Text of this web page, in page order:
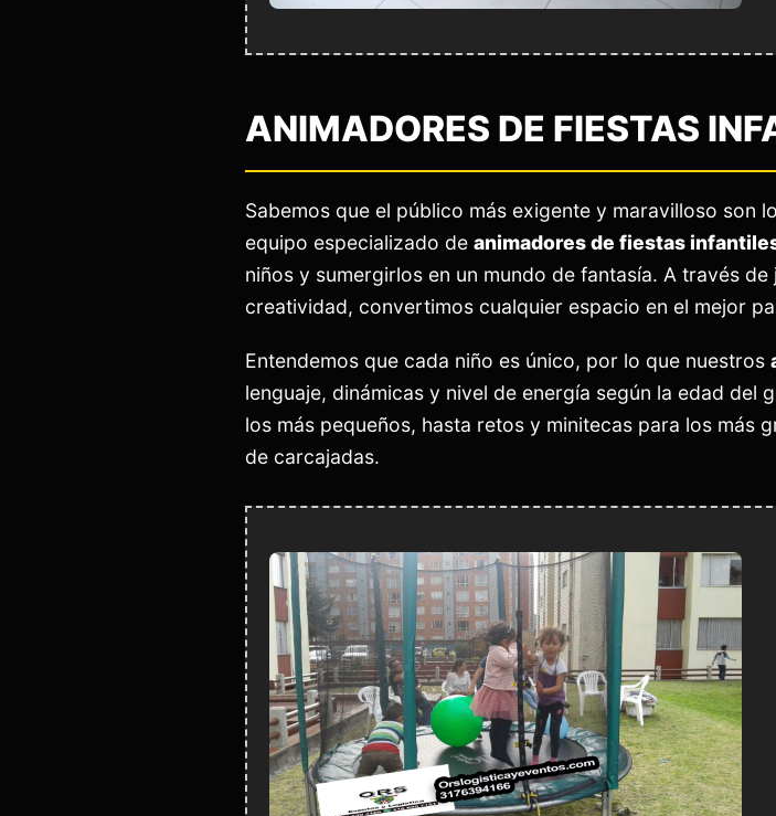
ANIMADORES DE FIESTAS
Sabemos que el público más exigente y maravilloso son
equipo especializado de animadores de fiestas
niños y sumergirlos en un mundo de fantasía. A través
creatividad, convertimos cualquier espacio en el mejor
Entendemos que cada niño es único, por lo que nuestros
lenguaje, dinámicas y nivel de energía según la edad
los más pequeños, hasta retos y minitecas para los más
de carcajadas.